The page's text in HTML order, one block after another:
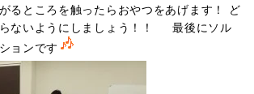
るところを触ったらおやつをあげます！ ど
ないようにしましょう！！ 最後にソル
ョンです